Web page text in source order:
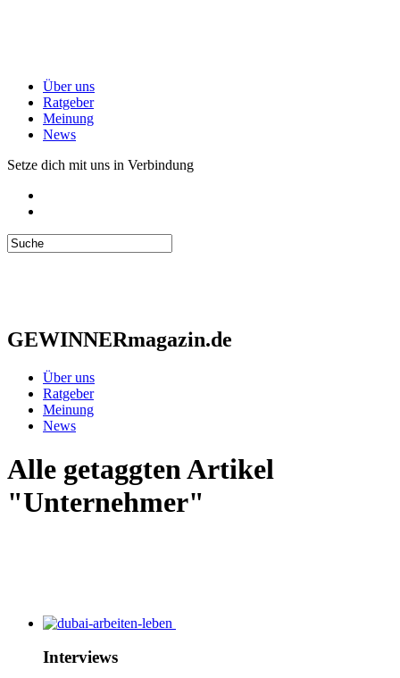
Über uns
Ratgeber
Meinung
News
Setze dich mit uns in Verbindung
GEWINNERmagazin.de
Über uns
Ratgeber
Meinung
News
Alle getaggten Artikel
"Unternehmer"
Interviews